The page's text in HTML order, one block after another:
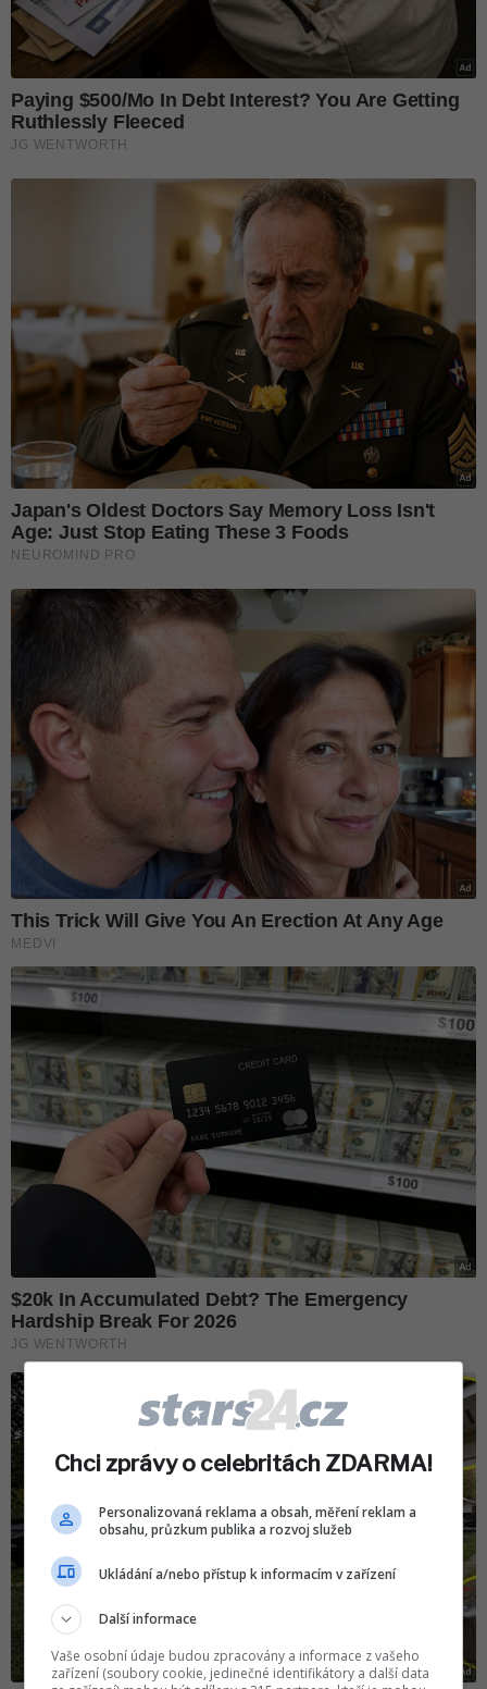
Chci zprávy o celebritách ZDARMA!
Personalizovaná reklama a obsah, měření reklam a
obsahu, průzkum publika a rozvoj služeb
Ukládání a/nebo přístup k informacím v zařízení
Další informace
Vaše osobní údaje budou zpracovány a informace z vašeho
zařízení (soubory cookie, jedinečné identifikátory a další data